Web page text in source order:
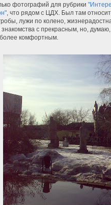
фотографий для рубрики
, что рядом с ЦДХ. Был там
лужи по колено,
знакомства с прекрасным, но,
комфортным.